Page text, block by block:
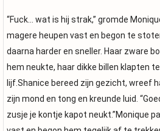
“Fuck… wat is hij strak,” gromde
magere heupen vast en begon te
daarna harder en sneller. Haar zware
hem neukte, haar dikke billen klapten
lijf.Shanice bereed zijn gezicht, wreef
zijn mond en tong en kreunde luid.
zusje je kontje kapot neukt.”Monique